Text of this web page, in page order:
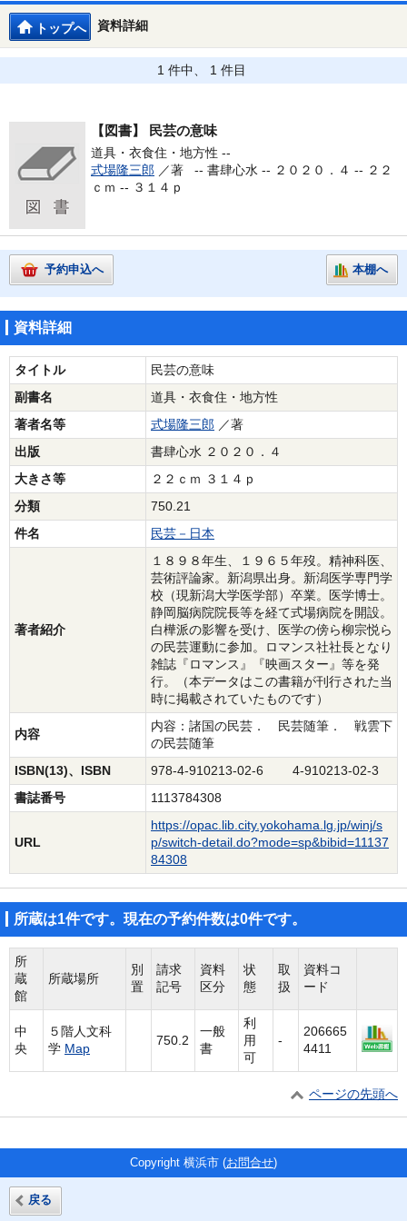
資料詳細
トップへ
1 件中、 1 件目
【図書】 民芸の意味
道具・衣食住・地方性 --
式場隆三郎 ／著 -- 書肆心水 -- ２０２０．４ -- ２２
ｃｍ -- ３１４ｐ
予約申込へ 本棚へ
資料詳細
タイトル
民芸の意味
副書名
道具・衣食住・地方性
著者名等
式場隆三郎 ／著
出版
書肆心水 ２０２０．４
大きさ等
２２ｃｍ ３１４ｐ
分類
750.21
件名
民芸－日本
著者紹介
１８９８年生、１９６５年歿。精神科医、
芸術評論家。新潟県出身。新潟医学専門学
校（現新潟大学医学部）卒業。医学博士。
静岡脳病院院長等を経て式場病院を開設。
白樺派の影響を受け、医学の傍ら柳宗悦ら
の民芸運動に参加。ロマンス社社長となり
雑誌『ロマンス』『映画スター』等を発
行。（本データはこの書籍が刊行された当
時に掲載されていたものです）
内容
内容：諸国の民芸． 民芸随筆． 戦雲下
の民芸随筆
ISBN(13)、ISBN
978-4-910213-02-6 4-910213-02-3
書誌番号
1113784308
URL
https://opac.lib.city.yokohama.lg.jp/winj/s
p/switch-detail.do?mode=sp&bibid=11137
84308
所蔵は1件です。現在の予約件数は0件です。
所
蔵
館
所蔵場所
別
置
請求
記号
資料
区分
状
態
取
扱
資料コ
ード
中
央
５階人文科
学 Map
750.2
一般
書
利
用
可
-
206665
4411
ページの先頭へ
戻る
Copyright 横浜市 (お問合せ)